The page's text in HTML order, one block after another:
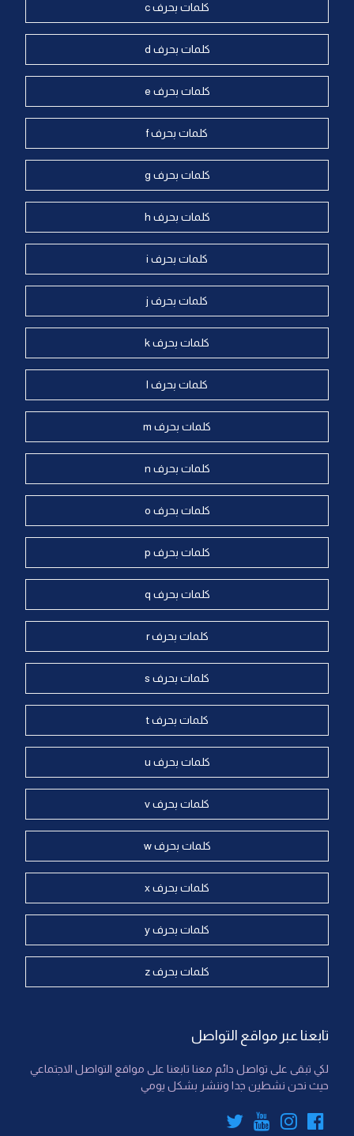
كلمات بحرف c
كلمات بحرف d
كلمات بحرف e
كلمات بحرف f
كلمات بحرف g
كلمات بحرف h
كلمات بحرف i
كلمات بحرف j
كلمات بحرف k
كلمات بحرف l
كلمات بحرف m
كلمات بحرف n
كلمات بحرف o
كلمات بحرف p
كلمات بحرف q
كلمات بحرف r
كلمات بحرف s
كلمات بحرف t
كلمات بحرف u
كلمات بحرف v
كلمات بحرف w
كلمات بحرف x
كلمات بحرف y
كلمات بحرف z
تابعنا عبر مواقع التواصل
لكي تبقى على تواصل دائم معنا تابعنا على مواقع التواصل الاجتماعي
حيث نحن نشطين جدا وننشر بشكل يومي